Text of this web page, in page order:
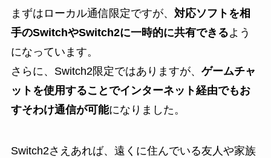
まずはローカル通信限定ですが、 対応ソフトを相
手のSwitchやSwitch2に一時的に共有できるよう
になっています。
さらに、Switch2限定ではありますが、 ゲームチャ
ットを使用することでインターネット経由でもお
すそわけ通信が可能になりました。
Switch2さえあれば、遠くに住んでいる友人や家族